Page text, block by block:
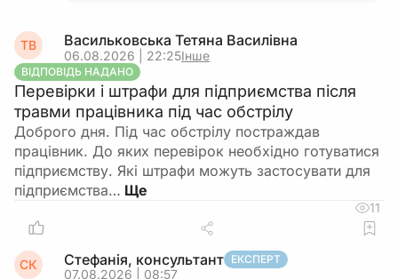
ТВ Васильковська Тетяна Василiвна
06.08.2026 | 22:25Інше
ВІДПОВІДЬ НАДАНО
Перевірки і штрафи для підприємства після
травми працівника під час обстрілу
Доброго дня. Під час обстрілу постраждав
працівник. До яких перевірок необхідно готуватися
підприємству. Які штрафи можуть застосувати для
підприємства…
11
СК Стефанія, консультант ЕКСПЕРТ
07.08.2026 | 08:57